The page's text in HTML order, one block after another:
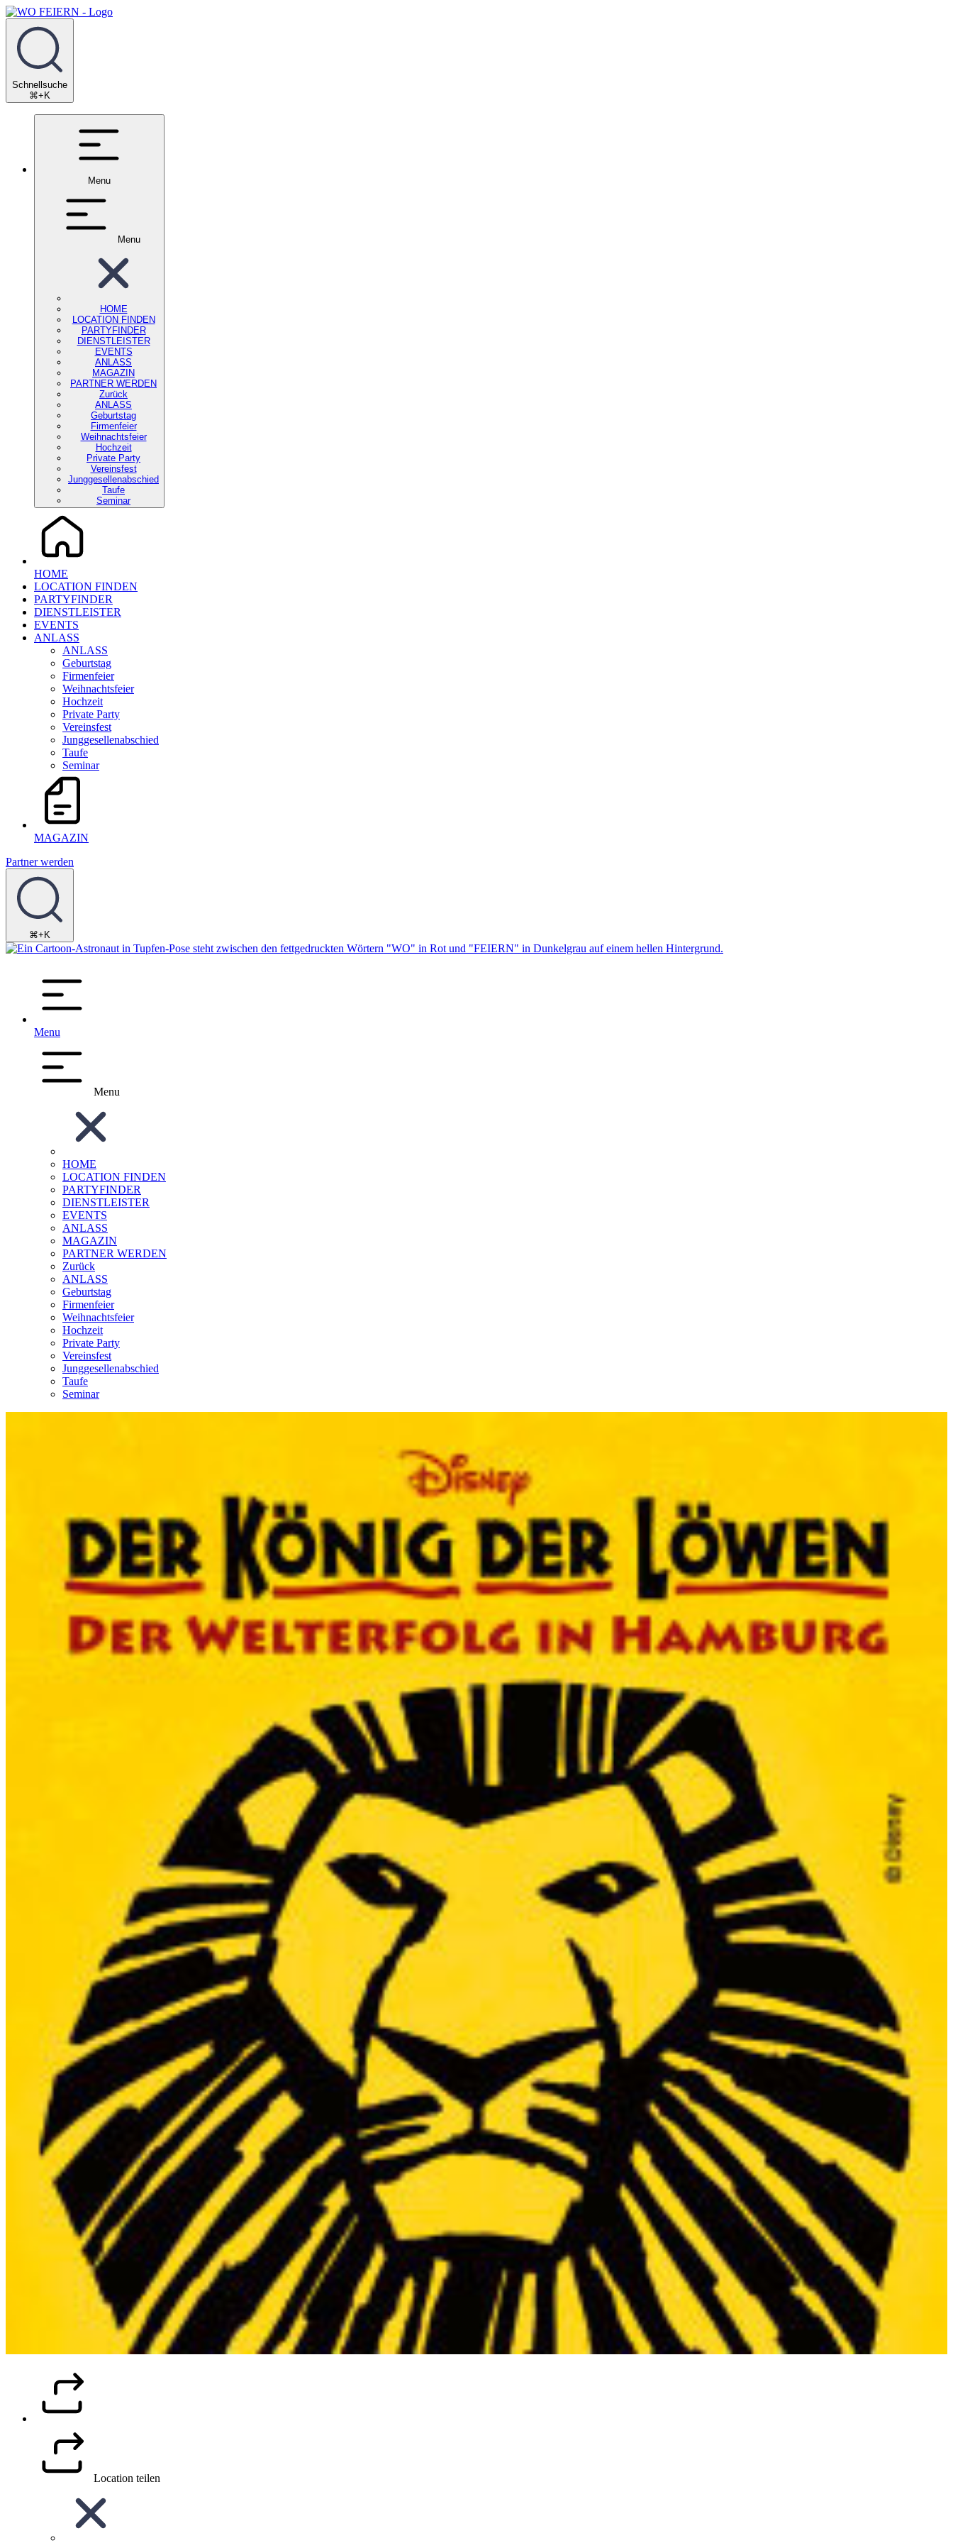
Schnellsuche
⌘+K
Menu
Menu
HOME
LOCATION FINDEN
PARTYFINDER
DIENSTLEISTER
EVENTS
ANLASS
MAGAZIN
PARTNER WERDEN
Zurück
ANLASS
Geburtstag
Firmenfeier
Weihnachtsfeier
Hochzeit
Private Party
Vereinsfest
Junggesellenabschied
Taufe
Seminar
HOME
LOCATION FINDEN
PARTYFINDER
DIENSTLEISTER
EVENTS
ANLASS
ANLASS
Geburtstag
Firmenfeier
Weihnachtsfeier
Hochzeit
Private Party
Vereinsfest
Junggesellenabschied
Taufe
Seminar
MAGAZIN
Partner werden
⌘+K
Menu
Menu
HOME
LOCATION FINDEN
PARTYFINDER
DIENSTLEISTER
EVENTS
ANLASS
MAGAZIN
PARTNER WERDEN
Zurück
ANLASS
Geburtstag
Firmenfeier
Weihnachtsfeier
Hochzeit
Private Party
Vereinsfest
Junggesellenabschied
Taufe
Seminar
Location teilen